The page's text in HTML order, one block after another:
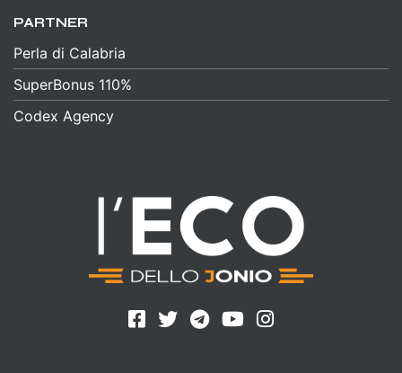
PARTNER
Perla di Calabria
SuperBonus 110%
Codex Agency